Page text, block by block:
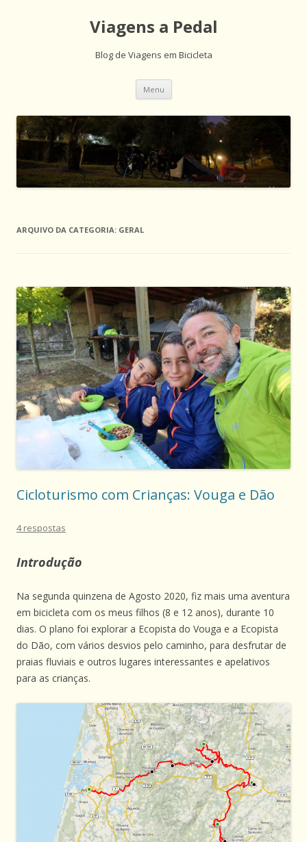
Viagens a Pedal
Blog de Viagens em Bicicleta
Menu Saltar
o
conteúdo
ARQUIVO DA CATEGORIA: GERAL
Cicloturismo com Crianças: Vouga e Dão
4 respostas
Introdução
Na segunda quinzena de Agosto 2020, fiz mais uma aventura
em bicicleta com os meus filhos (8 e 12 anos), durante 10
dias. O plano foi explorar a Ecopista do Vouga e a Ecopista
do Dão, com vários desvios pelo caminho, para desfrutar de
praias fluviais e outros lugares interessantes e apelativos
para as crianças.